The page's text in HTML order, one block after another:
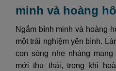
minh và hoàng
Ngắm bình minh và hoàng
một trải nghiệm yên bình.
con sóng nhẹ nhàng
mới thư thái, trong khi